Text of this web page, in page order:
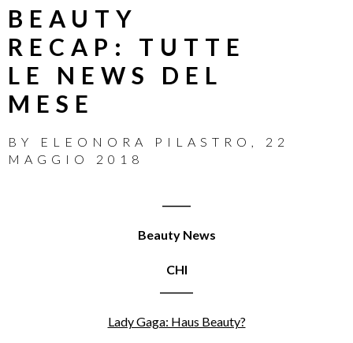
BEAUTY
RECAP: TUTTE
LE NEWS DEL
MESE
BY ELEONORA PILASTRO , 22
MAGGIO 2018
Beauty News
CHI
Lady Gaga: Haus Beauty?